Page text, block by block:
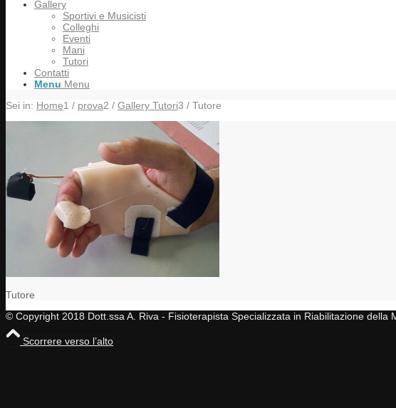
Gallery
Sportivi e Musicisti
Colleghi
Eventi
Mani
Tutori
Contatti
Menu Menu
Sei in: Home1 / prova2 / Gallery Tutori3 / Tutore
Tutore
© Copyright 2018 Dott.ssa A. Riva - Fisioterapista Specializzata in Riabilitazione della
Scorrere verso l’alto